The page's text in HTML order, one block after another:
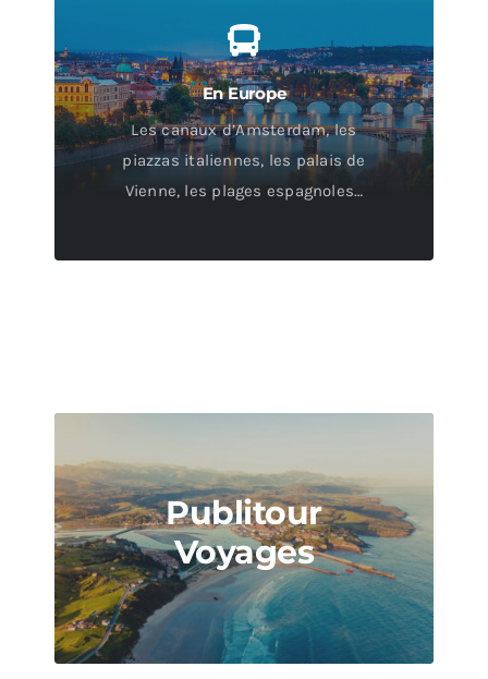
En Europe
Les canaux d’Amsterdam, les
piazzas italiennes, les palais de
Vienne, les plages espagnoles…
Publitour
Voyages